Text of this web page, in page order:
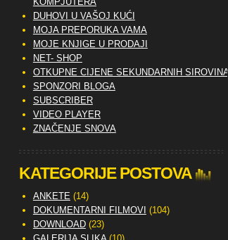
DUHOVI U VAŠOJ KUĆI
MOJA PREPORUKA VAMA
MOJE KNJIGE U PRODAJI
NET- SHOP
OTKUPNE CIJENE SEKUNDARNIH SIROVINA
SPONZORI BLOGA
SUBSCRIBER
VIDEO PLAYER
ZNAČENJE SNOVA
KATEGORIJE POSTOVA
ANKETE (14)
DOKUMENTARNI FILMOVI (104)
DOWNLOAD(23)